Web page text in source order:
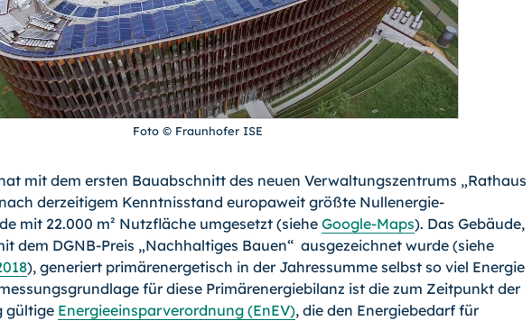
Foto © Fraunhofer ISE
mit dem ersten Bauabschnitt des neuen Verwaltungszentrums „Rathaus
derzeitigem Kenntnisstand europaweit größte Null­energie-
mit 22.000 m² Nutzfläche umgesetzt (sieheGoogle-Maps). Das Gebäude,
dem DGNB-Preis „Nachhaltiges Bauen“ ausgezeichnet wurde (siehe
), generiert primärenergetisch in der Jahressumme selbst so viel Energie
für diese Primärenergiebilanz ist die zum Zeitpunkt der
gültige Energieeinsparverordnung (EnEV), die den Energiebedarf für